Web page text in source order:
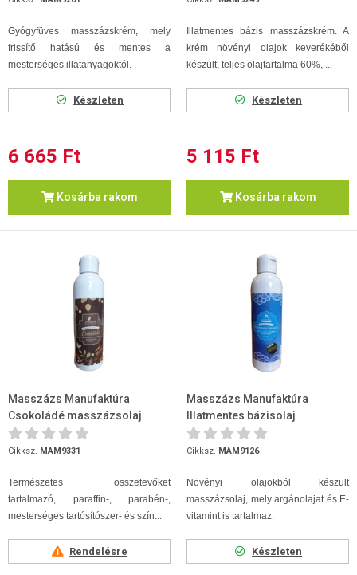
Gyógyfüves masszázskrém, mely
frissítő hatású és mentes a
mesterséges illatanyagoktól.
Készleten
6 665 Ft
Kosárba rakom
Illatmentes bázis masszázskrém. A
krém növényi olajok keverékéből
készült, teljes olajtartalma 60%, ...
Készleten
5 115 Ft
Kosárba rakom
Masszázs Manufaktúra
Csokoládé masszázsolaj
250ml
Cikksz. MAM9331
Természetes összetevőket
tartalmazó, paraffin-, parabén-,
mesterséges tartósítószer- és szín...
Rendelésre
Masszázs Manufaktúra
Illatmentes bázisolaj
(ricinusos) 250ml
Cikksz. MAM9126
Növényi olajokból készült
masszázsolaj, mely argánolajat és E-
vitamint is tartalmaz.
Készleten